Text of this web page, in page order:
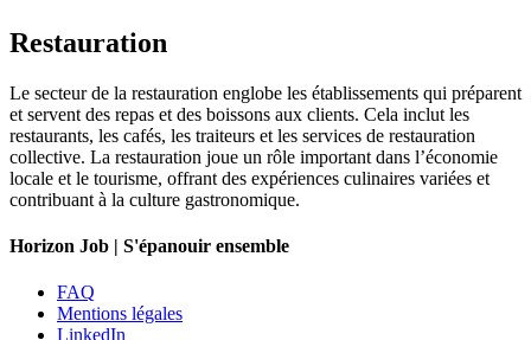
Restauration
Le secteur de la restauration englobe les établissements qui préparent
et servent des repas et des boissons aux clients. Cela inclut les
restaurants, les cafés, les traiteurs et les services de restauration
collective. La restauration joue un rôle important dans l’économie
locale et le tourisme, offrant des expériences culinaires variées et
contribuant à la culture gastronomique.
Horizon Job | S'épanouir ensemble
FAQ
Mentions légales
LinkedIn